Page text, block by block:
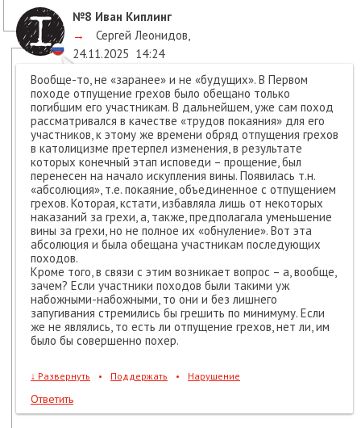
№8 Иван Киплинг
→
Сергей Леонидов,
24.11.2025 14:24
Вообще-то, не «заранее» и не «будущих». В Первом
походе отпущение грехов было обещано только
погибшим его участникам. В дальнейшем, уже сам поход
рассматривался в качестве «трудов покаяния» для его
участников, к этому же времени обряд отпущения грехов
в католицизме претерпел изменения, в результате
которых конечный этап исповеди – прощение, был
перенесен на начало искупления вины. Появилась т.н.
«абсолюция», т.е. покаяние, объединенное с отпущением
грехов. Которая, кстати, избавляла лишь от некоторых
наказаний за грехи, а, также, предполагала уменьшение
вины за грехи, но не полное их «обнуление». Вот эта
абсолюция и была обещана участникам последующих
походов.
Кроме того, в связи с этим возникает вопрос – а, вообще,
зачем? Если участники походов были такими уж
набожными-набожными, то они и без лишнего
запугивания стремились бы грешить по минимуму. Если
же не являлись, то есть ли отпущение грехов, нет ли, им
было бы совершенно похер.
↓ Развернуть • Поддержать • Нарушение
Ответить